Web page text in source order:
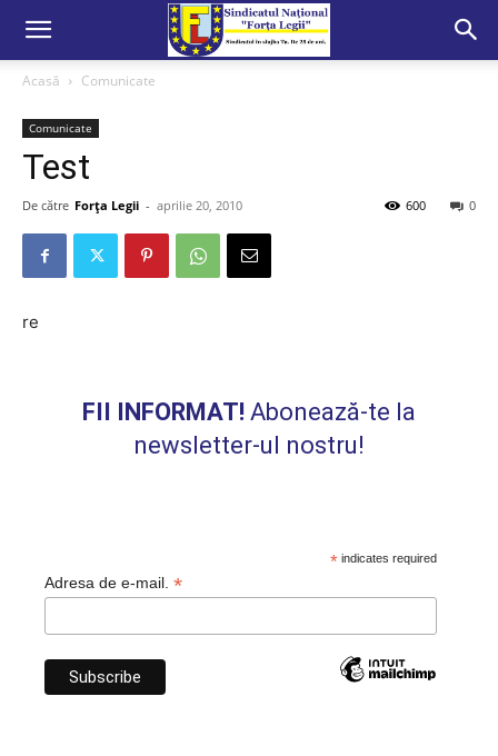
Acasă Comunicate
Comunicate
Test
De către Forța Legii - aprilie 20, 2010 0
600
re
FII INFORMAT! Abonează-te la
newsletter-ul nostru!
* indicates required
Adresa de e-mail. *